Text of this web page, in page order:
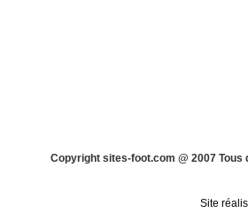
Copyright sites-foot.com @ 2007
Site